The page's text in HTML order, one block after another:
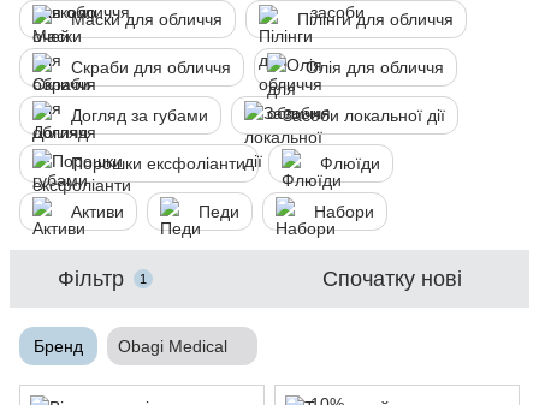
Маски для обличчя Пілінги для обличчя
Скраби для обличчя Олія для обличчя
Догляд за губами Засоби локальної дії
Порошки ексфоліанти Флюїди
Активи Педи Набори
Фільтр 1 Спочатку нові
Бренд Obagi Medical